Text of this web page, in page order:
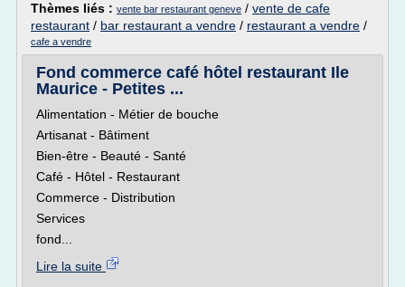
Thèmes liés : vente bar restaurant geneve / vente de cafe
restaurant / bar restaurant a vendre / restaurant a vendre /
cafe a vendre
Fond commerce café hôtel restaurant Ile
Maurice - Petites ...
Alimentation - Métier de bouche
Artisanat - Bâtiment
Bien-être - Beauté - Santé
Café - Hôtel - Restaurant
Commerce - Distribution
Services
fond...
Lire la suite